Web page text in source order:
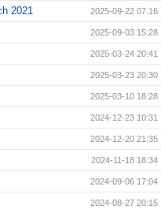
2021 2025-09-22 07:16
2025-09-03 15:28
2025-03-24 20:41
2025-03-23 20:30
2025-03-10 18:28
2024-12-23 10:31
2024-12-20 21:35
2024-11-18 18:34
2024-09-06 17:04
2024-08-27 20:15